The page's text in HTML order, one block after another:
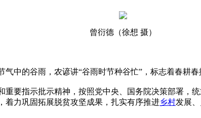
曾衍德（徐想 摄）
中的谷雨，农谚讲“谷雨时节种谷忙”，标志着春耕
要指示批示精神，按照党中央、国务院决策部署，
着力巩固拓展脱贫攻坚成果，扎实有序推进乡村发展